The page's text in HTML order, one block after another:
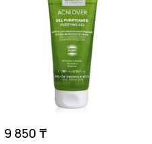
9 850 ₸